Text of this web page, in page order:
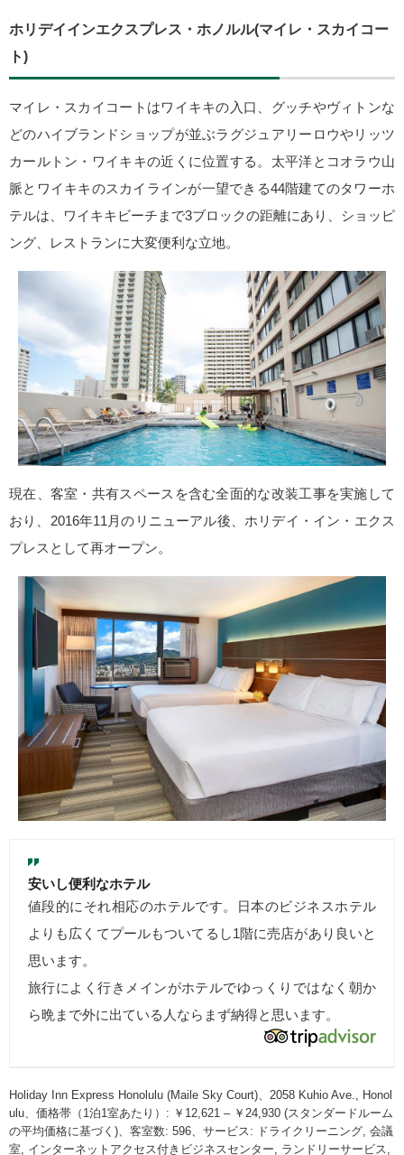
ホリデイインエクスプレス・ホノルル(マイレ・スカイコー
ト)
マイレ・スカイコートはワイキキの入口、グッチやヴィトンな
どのハイブランドショップが並ぶラグジュアリーロウやリッツ
カールトン・ワイキキの近くに位置する。太平洋とコオラウ山
脈とワイキキのスカイラインが一望できる44階建てのタワーホ
テルは、ワイキキビーチまで3ブロックの距離にあり、ショッピ
ング、レストランに大変便利な立地。
現在、客室・共有スペースを含む全面的な改装工事を実施して
おり、2016年11月のリニューアル後、ホリデイ・イン・エクス
プレスとして再オープン。
安いし便利なホテル
値段的にそれ相応のホテルです。日本のビジネスホテル
よりも広くてプールもついてるし1階に売店があり良いと
思います。
旅行によく行きメインがホテルでゆっくりではなく朝か
ら晩まで外に出ている人ならまず納得と思います。
Holiday Inn Express Honolulu (Maile Sky Court)、2058 Kuhio Ave., Honol
ulu、価格帯（1泊1室あたり）: ￥12,621 – ￥24,930 (スタンダードルーム
の平均価格に基づく)、客室数: 596、サービス: ドライクリーニング, 会議
室, インターネットアクセス付きビジネスセンター, ランドリーサービス,